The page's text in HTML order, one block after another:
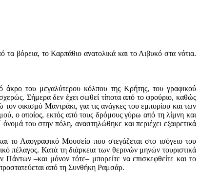
βόρεια, το Καρπάθιο ανατολικά και το Λιβυκό στα νότια.
άκρο του μεγαλύτερου κόλπου της Κρήτης, του γραφικού
Σήμερα δεν έχει σωθεί τίποτα από το φρούριο, καθώς
οικισμό Μαντράκι, για τις ανάγκες του εμπορίου και των
ο οποίος, εκτός από τους δρόμους γύρω από τη λίμνη και
του στην πόλη, αναστηλώθηκε και περιέχει εξαιρετικά
το Λαογραφικό Μουσείο που στεγάζεται στο ισόγειο του
πέλαγος. Κατά τη διάρκεια των θερινών μηνών τουριστικά
–και μόνον τότε– μπορείτε να επισκεφθείτε και το
από τη Συνθήκη Ραμσάρ.